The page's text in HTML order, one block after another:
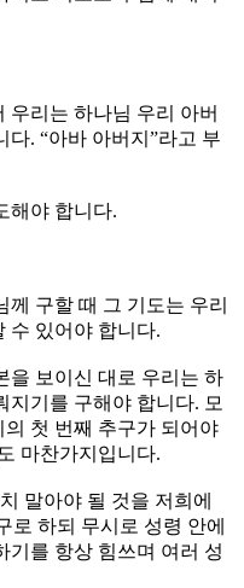
우리는 하나님 우리 아버
. “아바 아버지”라고 부
해야 합니다.
구할 때 그 기도는 우리
수 있어야 합니다.
을 보이신 대로 우리는 하
지기를 구해야 합니다. 모
첫 번째 추구가 되어야
마찬가지입니다.
말아야 될 것을 저희에
로 하되 무시로 성령 안에
기를 항상 힘쓰며 여러 성